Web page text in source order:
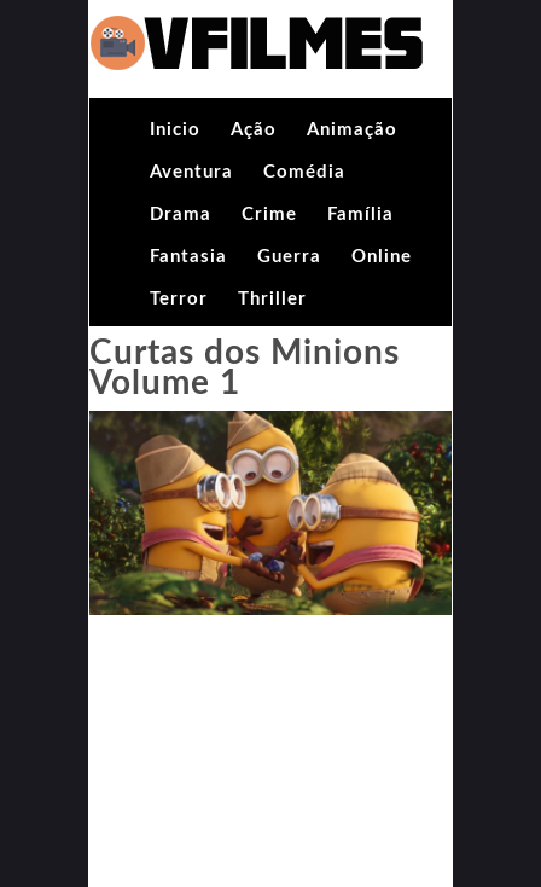
Inicio Ação Animação
Aventura Comédia
Drama Crime Família
Fantasia Guerra Online
Terror Thriller
Curtas dos Minions
Volume 1